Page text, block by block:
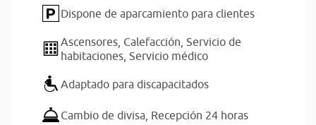
Dispone de aparcamiento para clientes
Ascensores, Calefacción, Servicio de
habitaciones, Servicio médico
Adaptado para discapacitados
Cambio de divisa, Recepción 24 horas